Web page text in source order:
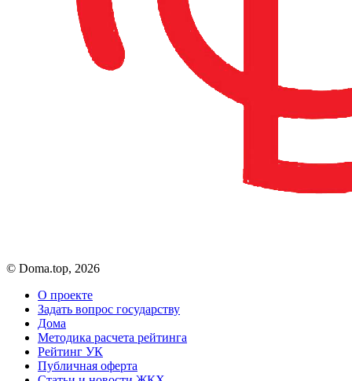
© Doma.top, 2026
О проекте
Задать вопрос государству
Дома
Методика расчета рейтинга
Рейтинг УК
Публичная оферта